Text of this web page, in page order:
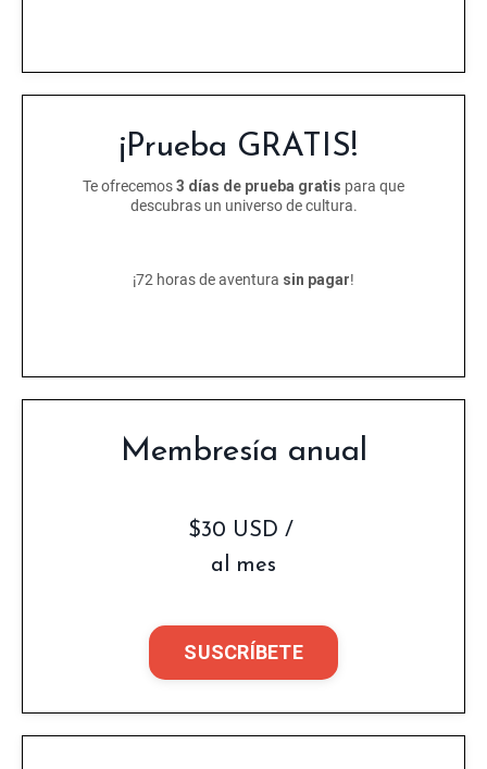
¡Prueba GRATIS!
Te ofrecemos3 días de prueba gratis para que
descubras un universo de cultura.
¡72 horas de aventura sin pagar!
Membresía anual
$30 USD /
al mes
SUSCRÍBETE